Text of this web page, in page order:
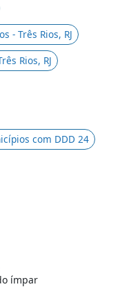
- Três Rios, RJ
Rios, RJ
com DDD 24
ímpar